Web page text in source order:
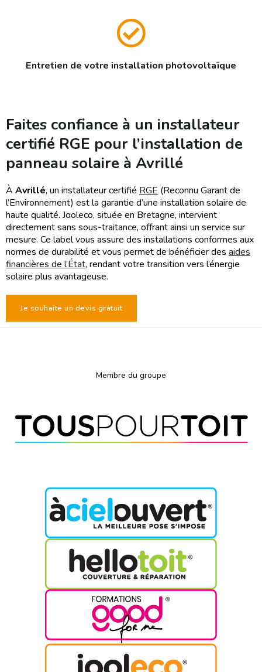
Entretien de votre installation photovoltaïque
Faites confiance à un installateur
certifié RGE pour l’installation de
panneau solaire à Avrillé
À Avrillé, un installateur certifié RGE (Reconnu Garant de
l’Environnement) est la garantie d’une installation solaire de
haute qualité. Jooleco, située en Bretagne, intervient
directement sans sous-traitance, offrant ainsi un service sur
mesure. Ce label vous assure des installations conformes aux
normes de durabilité et vous permet de bénéficier des aides
financières de l’État, rendant votre transition vers l’énergie
solaire plus avantageuse.
Je souhaite un devis gratuit
Membre du groupe